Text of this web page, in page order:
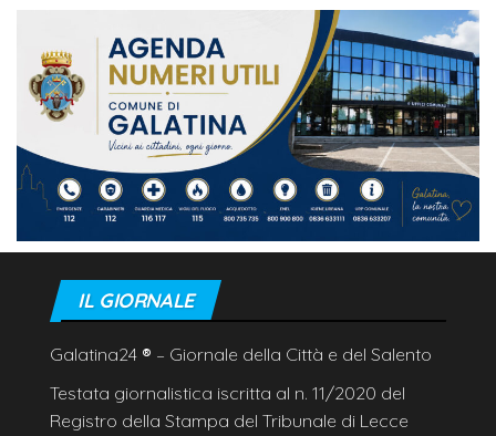
IL GIORNALE
Galatina24 ® – Giornale della Città e del Salento
Testata giornalistica iscritta al n. 11/2020 del
Registro della Stampa del Tribunale di Lecce